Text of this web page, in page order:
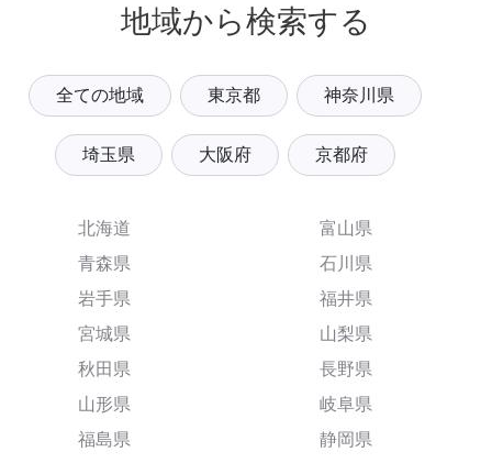
地域から検索する
全ての地域 東京都 神奈川県
埼玉県 大阪府 京都府
北海道
青森県
岩手県
宮城県
秋田県
山形県
福島県
富山県
石川県
福井県
山梨県
長野県
岐阜県
静岡県